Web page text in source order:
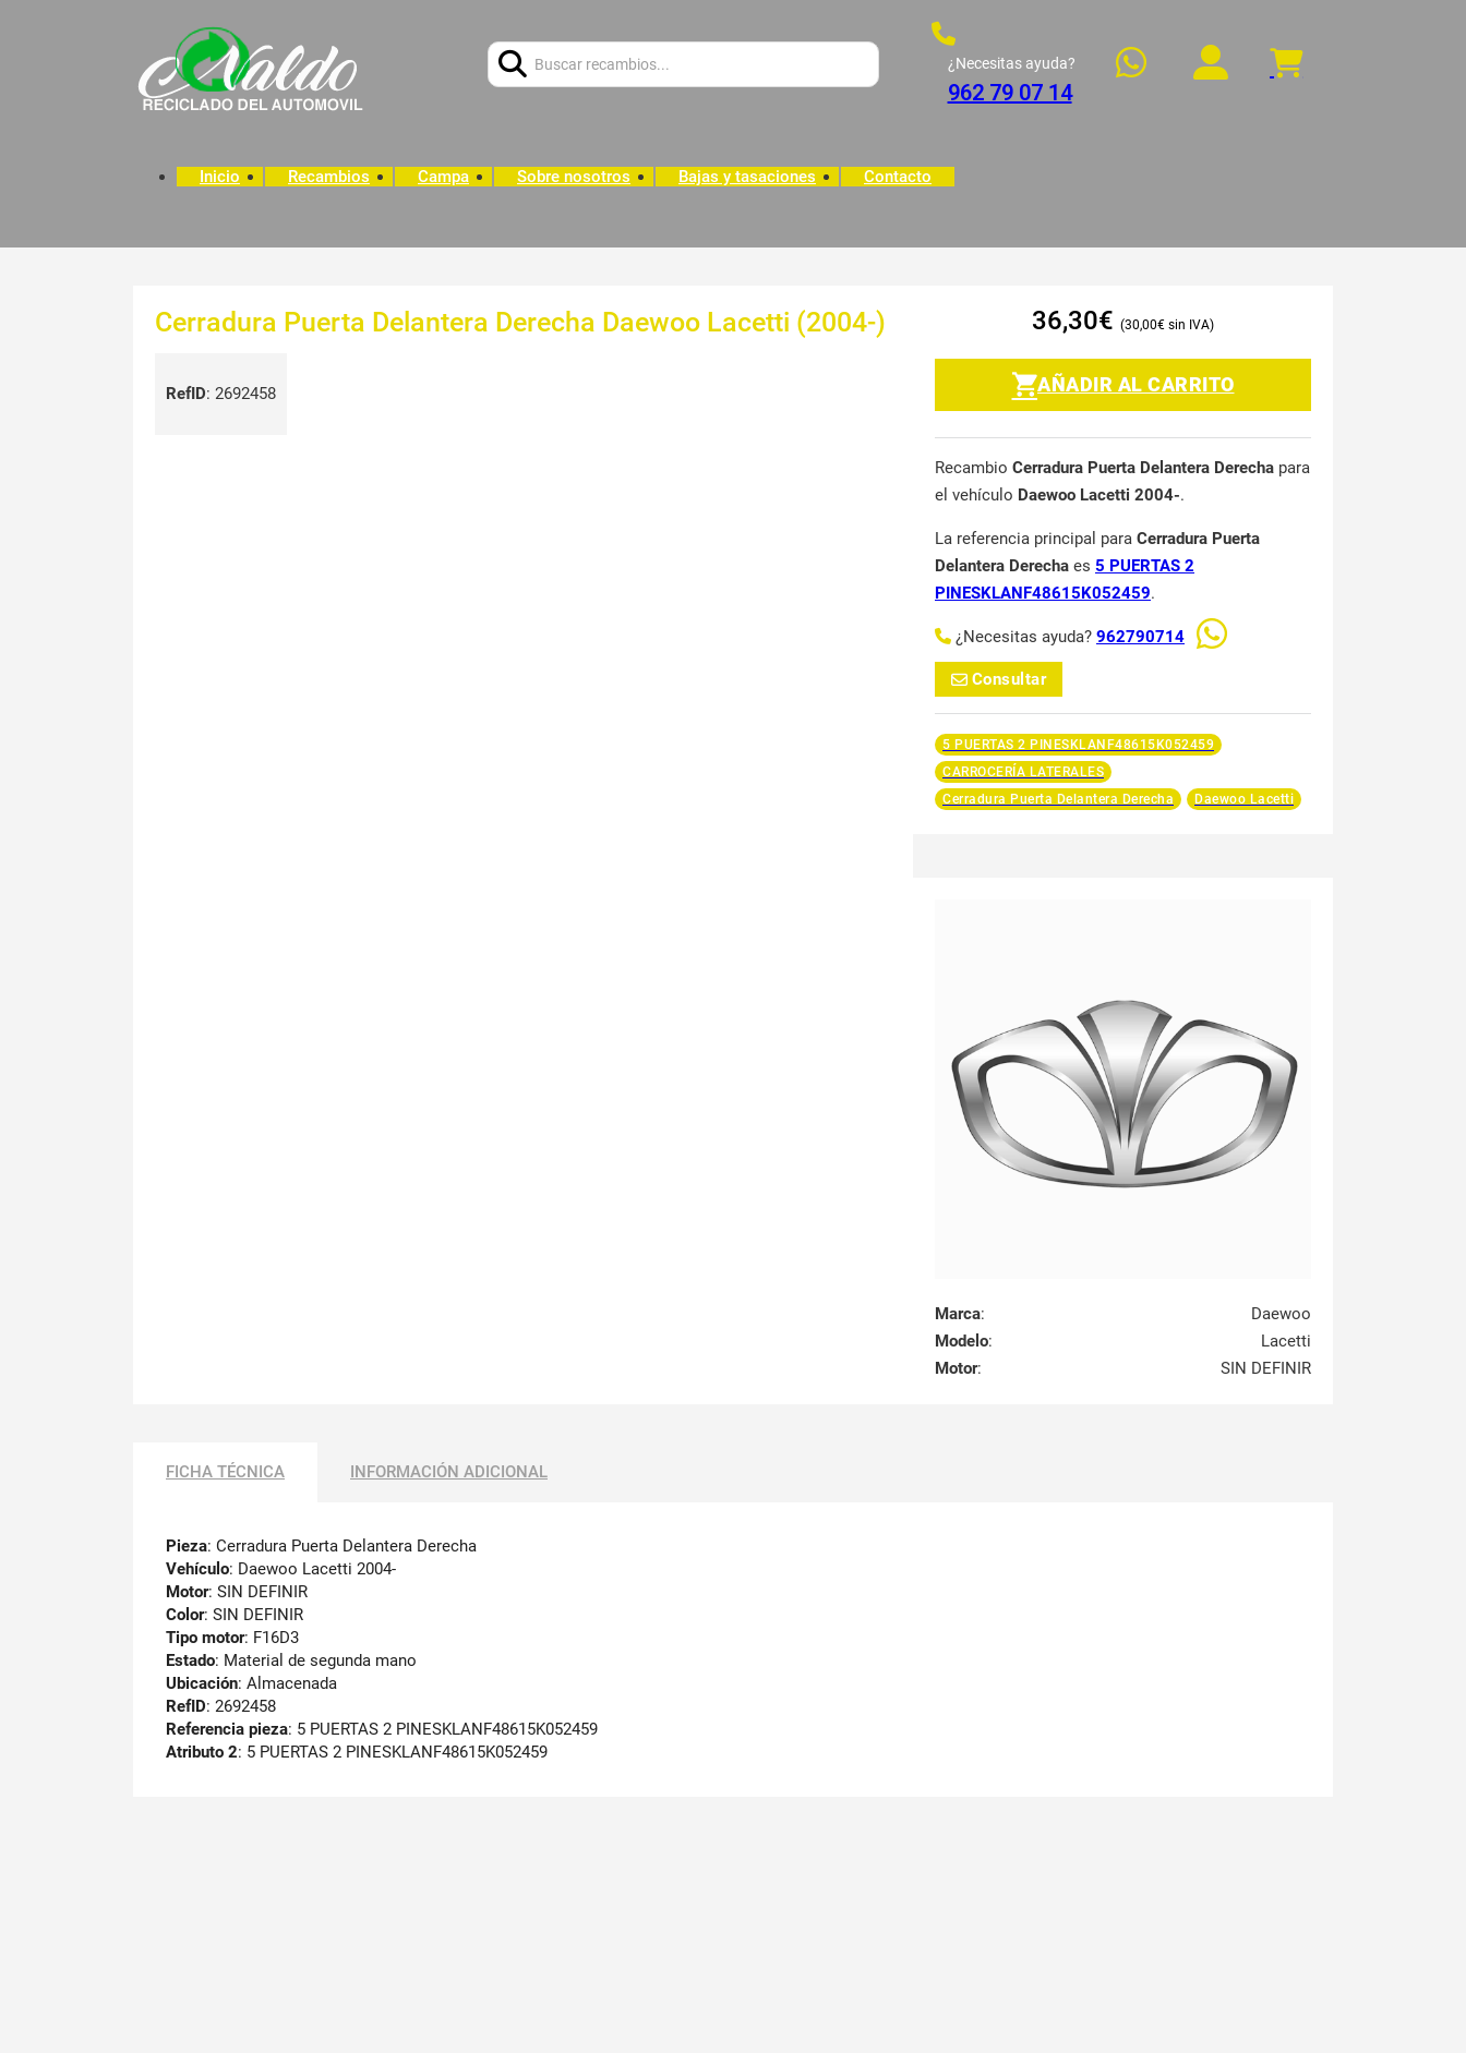
¿Necesitas ayuda?
962 79 07 14
Inicio Recambios Campa Sobre nosotros Bajas y tasaciones Contacto
Cerradura Puerta Delantera Derecha Daewoo Lacetti (2004-)
RefID: 2692458
36,30€ 30,00€
AÑADIR AL CARRITO
Recambio Cerradura Puerta Delantera Derecha para
el vehículo Daewoo Lacetti 2004-.
La referencia principal para Cerradura Puerta
Delantera Derecha es 5 PUERTAS 2
PINESKLANF48615K052459.
¿Necesitas ayuda? 962790714
Consultar
5 PUERTAS 2 PINESKLANF48615K052459
CARROCERÍA LATERALES
Cerradura Puerta Delantera Derecha
Daewoo Lacetti
Marca:
Daewoo
Modelo:
Lacetti
Motor: SIN DEFINIR
FICHA TÉCNICA INFORMACIÓN ADICIONAL
Pieza: Cerradura Puerta Delantera Derecha
Vehículo: Daewoo Lacetti 2004-
Motor: SIN DEFINIR
Color: SIN DEFINIR
Tipo motor: F16D3
Estado: Material de segunda mano
Ubicación: Almacenada
RefID: 2692458
Referencia pieza: 5 PUERTAS 2 PINESKLANF48615K052459
Atributo 2: 5 PUERTAS 2 PINESKLANF48615K052459